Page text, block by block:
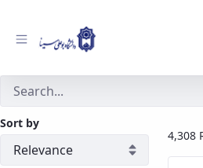
دانشگاه بوعلی سینا همدان
Sort by
4,308